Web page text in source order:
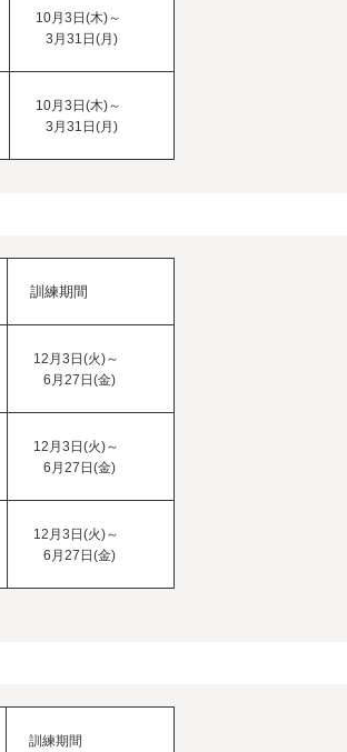
10月3日(木)～
3月31日(月)
10月3日(木)～
3月31日(月)
訓練期間
12月3日(火)～
6月27日(金)
12月3日(火)～
6月27日(金)
12月3日(火)～
6月27日(金)
訓練期間